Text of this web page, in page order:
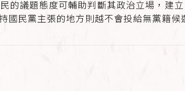
的議題態度可輔助判斷其政治立場，建
國民黨主張的地方則越不會投給無黨籍候